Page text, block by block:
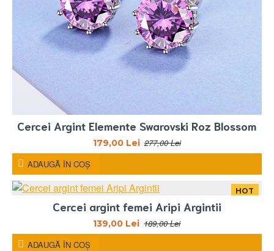
Cercei Argint Elemente Swarovski Roz Blossom
179,00 Lei 277,00 Lei
ADAUGĂ ÎN COŞ
HOT
-26 %
Cercei argint femei Aripi Argintii
139,00 Lei 189,00 Lei
ADAUGĂ ÎN COŞ